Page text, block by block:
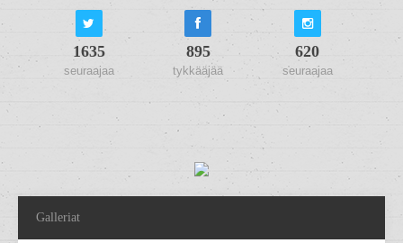
1635
seuraajaa
895
tykkääjää
620
seuraajaa
Galleriat